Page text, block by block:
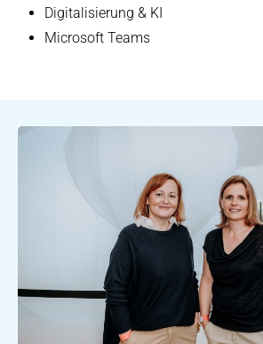
Digitalisierung & KI
Microsoft Teams